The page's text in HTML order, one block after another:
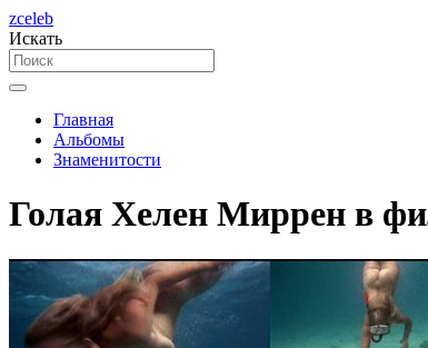
zceleb
Искать
Главная
Альбомы
Знаменитости
Голая Хелен Миррен в